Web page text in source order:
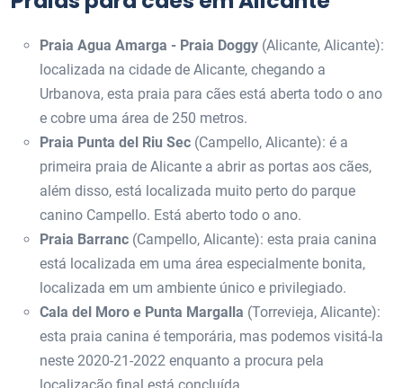
Praia Agua Amarga - Praia Doggy (Alicante, Alicante):
localizada na cidade de Alicante, chegando a
Urbanova, esta praia para cães está aberta todo o ano
e cobre uma área de 250 metros.
Praia Punta del Riu Sec (Campello, Alicante): é a
primeira praia de Alicante a abrir as portas aos cães,
além disso, está localizada muito perto do parque
canino Campello. Está aberto todo o ano.
Praia Barranc (Campello, Alicante): esta praia canina
está localizada em uma área especialmente bonita,
localizada em um ambiente único e privilegiado.
Cala del Moro e Punta Margalla (Torrevieja, Alicante):
esta praia canina é temporária, mas podemos visitá-la
neste 2020-21-2022 enquanto a procura pela